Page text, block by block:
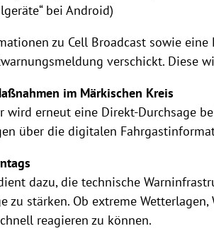
bei Android)
zu Cell Broadcast sowie
verschickt. Diese
im Märkischen Kreis
wird erneut eine Direkt-Durchsage
über die digitalen
dazu, die technische
zu stärken. Ob extreme
reagieren zu können.